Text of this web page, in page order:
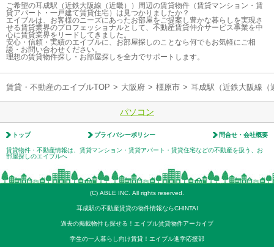
ご希望の耳成駅（近鉄大阪線（近畿））周辺の賃貸物件（賃貸マンション・賃
貸アパート・一戸建て賃貸住宅）は見つかりましたか？
エイブルは、お客様のニーズにあったお部屋をご提案し豊かな暮らしを実現さ
せる賃貸業界のプロフェッショナルとして、不動産賃貸仲介サービス事業を中
心に賃貸業界をリードしてきました。
安心・信頼・実績のエイブルに、お部屋探しのことなら何でもお気軽にご相
談・お問い合わせください。
理想の賃貸物件探し・お部屋探しを全力でサポートします。
賃貸・不動産のエイブルTOP > 大阪府 > 橿原市 > 耳成駅（近鉄大阪線（
パソコン
トップ プライバシーポリシー 問合せ・会社概要
賃貸物件・不動産情報は、賃貸マンション・賃貸アパート・賃貸住宅などの不動産を扱う、お
部屋探しのエイブルへ
(C) ABLE INC. All rights reserved.
耳成駅の不動産賃貸の物件情報ならCHINTAI
過去の掲載物件も探せる！エイブル賃貸物件アーカイブ
学生の一人暮らし向け賃貸！エイブル進学応援部